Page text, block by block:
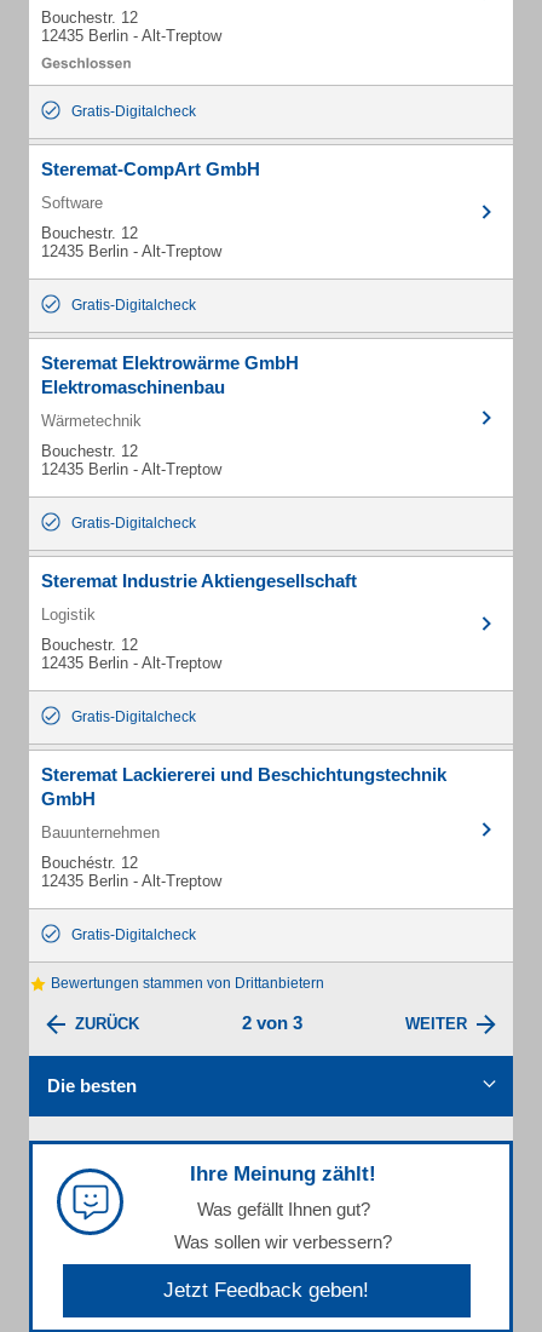
Bouchestr. 12
12435 Berlin - Alt-Treptow
Gratis-Digitalcheck
Steremat-CompArt GmbH
Software
Bouchestr. 12
12435 Berlin - Alt-Treptow
Gratis-Digitalcheck
Steremat Elektrowärme GmbH
Elektromaschinenbau
Wärmetechnik
Bouchestr. 12
12435 Berlin - Alt-Treptow
Gratis-Digitalcheck
Steremat Industrie Aktiengesellschaft
Logistik
Bouchestr. 12
12435 Berlin - Alt-Treptow
Gratis-Digitalcheck
Steremat Lackiererei und Beschichtungstechnik
GmbH
Bauunternehmen
Bouchéstr. 12
12435 Berlin - Alt-Treptow
Gratis-Digitalcheck
Bewertungen stammen von Drittanbietern
ZURÜCK 2 von 3 WEITER
Die besten
Ihre Meinung zählt!
Was gefällt Ihnen gut?
Was sollen wir verbessern?
Jetzt Feedback geben!